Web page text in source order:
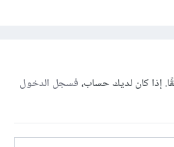
إذا كان لديك حساب،فسجل الدخول